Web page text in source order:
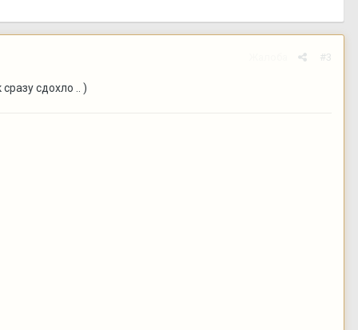
#3
сдохло .. )